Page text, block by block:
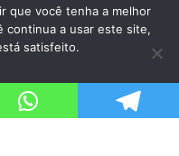
que você tenha a melhor
continua a usar este site,
satisfeito.